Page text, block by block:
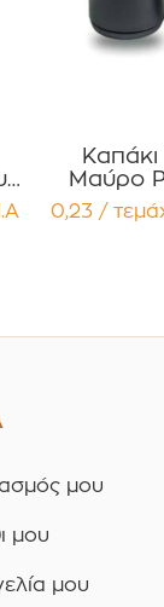
Μαύρο
Two-
με
0,23 /
μου
μου
μου